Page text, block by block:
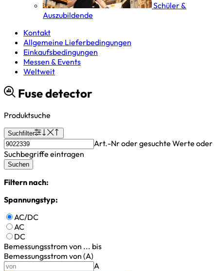
Schüler &
Auszubildende
Kontakt
Allgemeine Lieferbedingungen
Einkaufsbedingungen
Messen & Events
Weltweit
Fuse detector
Produktsuche
Suchfilter
Art.-Nr oder gesuchte Werte oder
Suchbegriffe eintragen
Suchen
Filtern nach:
Spannungstyp:
AC/DC
AC
DC
Bemessungsstrom von ... bis
Bemessungsstrom von (A)
A